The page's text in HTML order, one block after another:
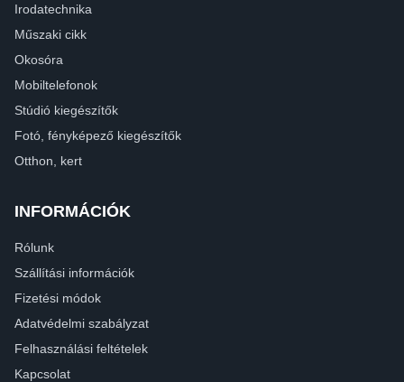
Irodatechnika
Műszaki cikk
Okosóra
Mobiltelefonok
Stúdió kiegészítők
Fotó, fényképező kiegészítők
Otthon, kert
INFORMÁCIÓK
Rólunk
Szállítási információk
Fizetési módok
Adatvédelmi szabályzat
Felhasználási feltételek
Kapcsolat